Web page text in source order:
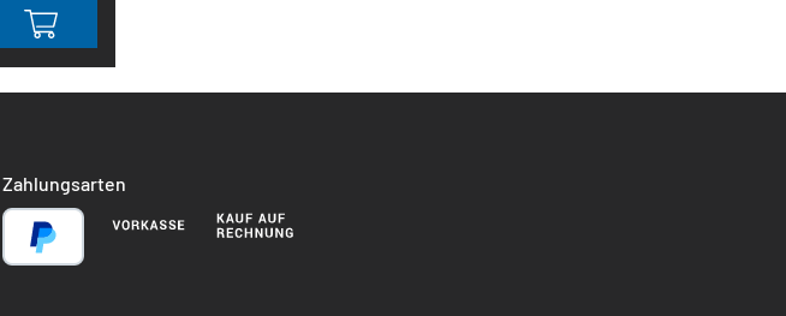
Zahlungsarten